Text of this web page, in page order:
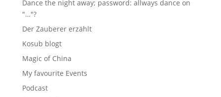
Dance the night away; password: allways dance on
"…"?
Der Zauberer erzählt
Kosub blogt
Magic of China
My favourite Events
Podcast